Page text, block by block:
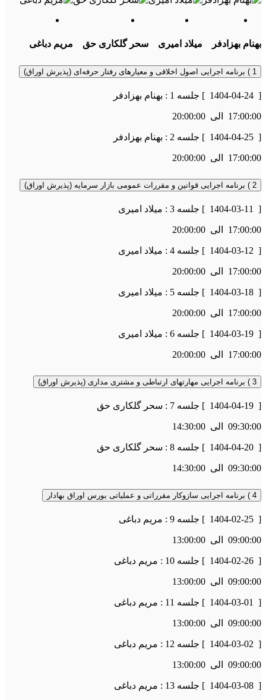
بهنام بهزادفر میلاد امیری سحر گلکاری حق مریم دباغی
1 ) برنامه اجرایی اصول اخلاقی و معیارهای رفتار حرفه‌ای (پذیرش اوراق)
[
1404-04-24 ] جلسه 1 : بهنام بهزادفر
17:00:00 الی 20:00:00
[
1404-04-25 ] جلسه 2 : بهنام بهزادفر
17:00:00 الی 20:00:00
2 ) برنامه اجرایی قوانین و مقررات عمومی بازار سرمایه (پذیرش اوراق)
[
1404-03-11 ] جلسه 3 : میلاد امیری
17:00:00 الی 20:00:00
[
1404-03-12 ] جلسه 4 : میلاد امیری
17:00:00 الی 20:00:00
[
1404-03-18 ] جلسه 5 : میلاد امیری
17:00:00 الی 20:00:00
[
1404-03-19 ] جلسه 6 : میلاد امیری
17:00:00 الی 20:00:00
3 ) برنامه اجرایی مهارتهای ارتباطی و مشتری مداری (پذیرش اوراق)
[
1404-04-19 ] جلسه 7 : سحر گلکاری حق
09:30:00 الی 14:30:00
[
1404-04-20 ] جلسه 8 : سحر گلکاری حق
09:30:00 الی 14:30:00
4 ) برنامه اجرایی سازوکار مقرراتی و عملیاتی بورس اوراق بهادار
[
1404-02-25 ] جلسه 9 : مریم دباغی
09:00:00 الی 13:00:00
[
1404-02-26 ] جلسه 10 : مریم دباغی
09:00:00 الی 13:00:00
[
1404-03-01 ] جلسه 11 : مریم دباغی
09:00:00 الی 13:00:00
[
1404-03-02 ] جلسه 12 : مریم دباغی
09:00:00 الی 13:00:00
[
1404-03-08 ] جلسه 13 : مریم دباغی